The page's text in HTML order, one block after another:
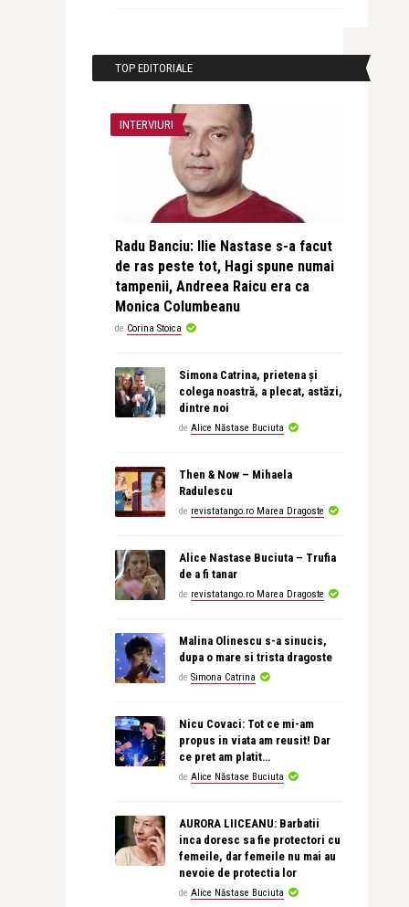
TOP EDITORIALE
INTERVIURI
Radu Banciu: Ilie Nastase s-a facut
de ras peste tot, Hagi spune numai
tampenii, Andreea Raicu era ca
Monica Columbeanu
de Corina Stoica
Simona Catrina, prietena și
colega noastră, a plecat, astăzi,
dintre noi
de Alice Năstase Buciuta
Then & Now – Mihaela
Radulescu
de revistatango.ro Marea Dragoste
Alice Nastase Buciuta – Trufia
de a fi tanar
de revistatango.ro Marea Dragoste
Malina Olinescu s-a sinucis,
dupa o mare si trista dragoste
de Simona Catrina
Nicu Covaci: Tot ce mi-am
propus in viata am reusit! Dar
ce pret am platit…
de Alice Năstase Buciuta
AURORA LIICEANU: Barbatii
inca doresc sa fie protectori cu
femeile, dar femeile nu mai au
nevoie de protectia lor
de Alice Năstase Buciuta